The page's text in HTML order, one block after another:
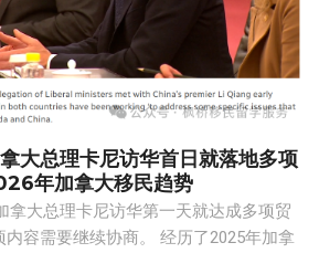
拿大总理卡尼访华首日就落地多项
年加拿大移民趋势
拿大总理卡尼访华第一天就达成多项贸
容需要继续协商。 经历了2025年加拿